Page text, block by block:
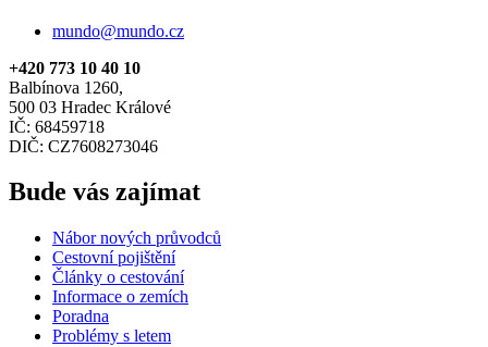
mundo@mundo.cz
+420 773 10 40 10
Balbínova 1260,
500 03 Hradec Králové
IČ: 68459718
DIČ: CZ7608273046
Bude vás zajímat
Nábor nových průvodců
Cestovní pojištění
Články o cestování
Informace o zemích
Poradna
Problémy s letem